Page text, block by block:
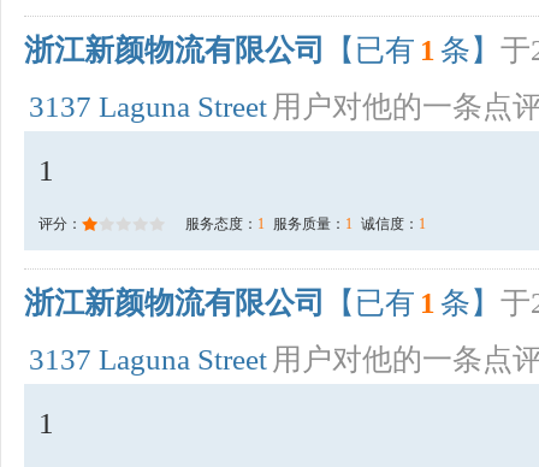
浙江新颜物流有限公司 【已有 1 条】 于
3137 Laguna Street 用户对他的一条点
1
评分： 服务态度： 1 服务质量： 1 诚信度： 1
浙江新颜物流有限公司 【已有 1 条】 于
3137 Laguna Street 用户对他的一条点
1